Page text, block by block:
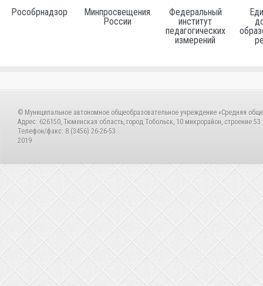
Рособрнадзор
Минпросвещения
России
Федеральный
институт
педагогических
измерений
© Муниципальное автономное общеобразовательное учреждение «Средняя
Адрес: 626150, Тюменская область, город Тобольск, 10 микрорайон, строение 53
Телефон/факс: 8 (3456) 26-26-53
2019